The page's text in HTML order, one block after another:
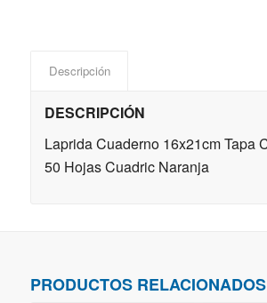
Descripción
DESCRIPCIÓN
Laprida Cuaderno 16x21cm Tapa
50 Hojas Cuadric Naranja
PRODUCTOS RELACIONADOS